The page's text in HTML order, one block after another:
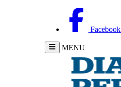
Facebook
MENU